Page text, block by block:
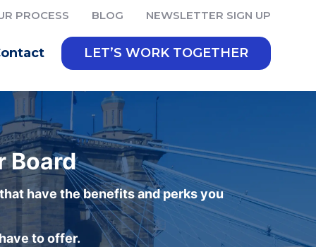
PROCESS BLOG NEWSLETTER SIGN UP
LET’S WORK TOGETHER
Board
have the benefits and perks you
to offer.